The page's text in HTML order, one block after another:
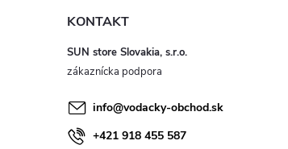
KONTAKT
SUN store Slovakia, s.r.o.
info@vodacky-obchod.sk
+421 918 455 587